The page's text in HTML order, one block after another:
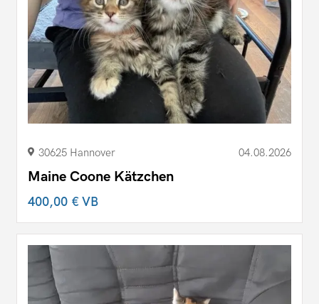
30625 Hannover 04.08.2026
Maine Coone Kätzchen
400,00 €VB